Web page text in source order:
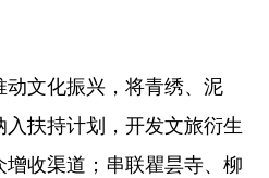
文化振兴，将青绣、泥
扶持计划，开发文旅衍生
收渠道；串联瞿昙寺、柳